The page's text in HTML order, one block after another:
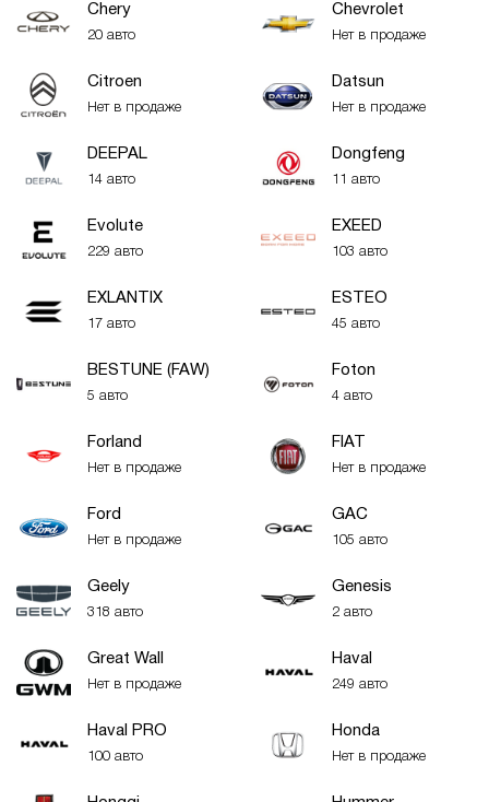
Chery
20 авто
Chevrolet
Нет в продаже
Citroen
Нет в продаже
Datsun
Нет в продаже
DEEPAL
14 авто
Dongfeng
11 авто
Evolute
229 авто
EXEED
103 авто
EXLANTIX
17 авто
ESTEO
45 авто
BESTUNE (FAW)
5 авто
Foton
4 авто
Forland
Нет в продаже
FIAT
Нет в продаже
Ford
Нет в продаже
GAC
105 авто
Geely
318 авто
Genesis
2 авто
Great Wall
Нет в продаже
Haval
249 авто
Haval PRO
100 авто
Honda
Нет в продаже